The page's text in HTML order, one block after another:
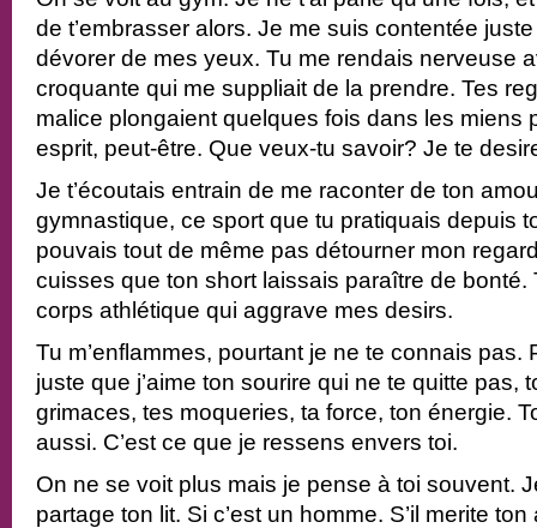
de t’embrasser alors. Je me suis contentée
dévorer de mes yeux. Tu me rendais nerveuse
croquante qui me suppliait de la prendre. Tes
malice plongaient quelques fois dans les miens
esprit, peut-être. Que veux-tu savoir? Je te
Je t’écoutais entrain de me raconter de ton
gymnastique, ce sport que tu pratiquais depuis
pouvais tout de même pas détourner mon
cuisses que ton short laissais paraître de bonté.
corps athlétique qui aggrave mes desirs.
Tu m’enflammes, pourtant je ne te connais pas.
juste que j’aime ton sourire qui ne te quitte pas,
grimaces, tes moqueries, ta force, ton énergie.
aussi. C’est ce que je ressens envers toi.
On ne se voit plus mais je pense à toi souvent.
partage ton lit. Si c’est un homme. S’il merite